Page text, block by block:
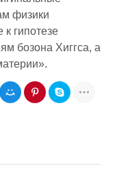
физики
гипотезе
бозона Хиггса, а